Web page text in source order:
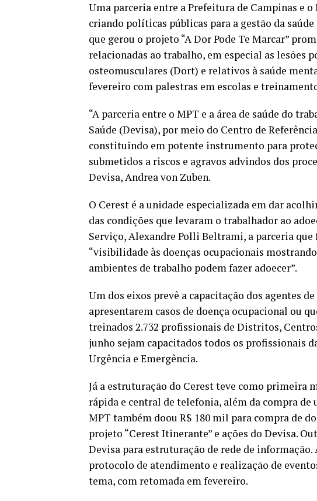
Uma parceria entre a Prefeitura de Campinas e
criando políticas públicas para a gestão da
que gerou o projeto “A Dor Pode Te Marcar”
relacionadas ao trabalho, em especial as lesões
osteomusculares (Dort) e relativos à saúde
fevereiro com palestras em escolas e
“A parceria entre o MPT e a área de saúde do
Saúde (Devisa), por meio do Centro de
constituindo em potente instrumento para
submetidos a riscos e agravos advindos dos
Devisa, Andrea von Zuben.
O Cerest é a unidade especializada em dar
das condições que levaram o trabalhador ao
Serviço, Alexandre Polli Beltrami, a parceria
“visibilidade às doenças ocupacionais
ambientes de trabalho podem fazer adoecer”.
Um dos eixos prevê a capacitação dos agentes
apresentarem casos de doença ocupacional ou
treinados 2.732 profissionais de Distritos,
junho sejam capacitados todos os profissionais
Urgência e Emergência.
Já a estruturação do Cerest teve como primeira
rápida e central de telefonia, além da compra
MPT também doou R$ 180 mil para compra de
projeto “Cerest Itinerante” e ações do Devisa.
Devisa para estruturação de rede de
protocolo de atendimento e realização de
tema, com retomada em fevereiro.